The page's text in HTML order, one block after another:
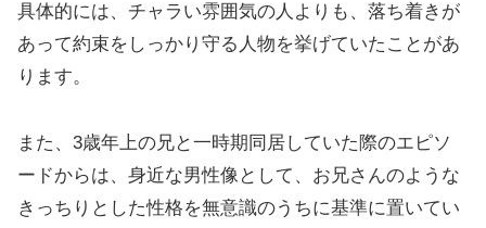
具体的には、チャラい雰囲気の人よりも、落ち着きが
あって約束をしっかり守る人物を挙げていたことがあ
ります。
また、3歳年上の兄と一時期同居していた際のエピソ
ードからは、身近な男性像として、お兄さんのような
きっちりとした性格を無意識のうちに基準に置いてい